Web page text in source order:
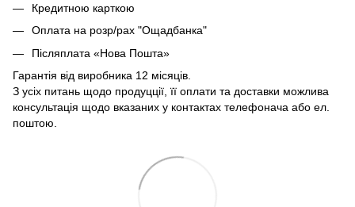
Кредитною карткою
Оплата на розр/рах "Ощадбанка"
Післяплата «Нова Пошта»
Гарантія від виробника 12 місяців.
З усіх питань щодо продуцції, її оплати та доставки можлива
консультація щодо вказаних у контактах телефонача або ел.
поштою.